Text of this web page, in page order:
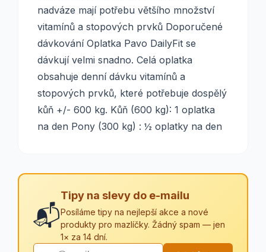
nadváze mají potřebu většího množství
vitamínů a stopových prvků Doporučené
dávkování Oplatka Pavo DailyFit se
dávkují velmi snadno. Celá oplatka
obsahuje denní dávku vitamínů a
stopových prvků, které potřebuje dospělý
kůň +/- 600 kg. Kůň (600 kg): 1 oplatka
na den Pony (300 kg) : ½ oplatky na den
📬
Tipy na slevy do e-mailu
Posíláme tipy na nejlepší akce a nové
produkty pro mazlíčky. Žádný spam — jen
1× za 14 dní.